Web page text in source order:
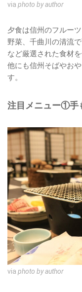
via photo by author
夕食は信州のフルー
野菜、千曲川の清流
など厳選された食材
他にも信州そばやお
す。
注目メニュー①手
via photo by author